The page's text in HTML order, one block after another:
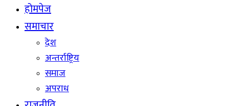
होमपेज
समाचार
देश
अन्तर्राष्ट्रिय
समाज
अपराध